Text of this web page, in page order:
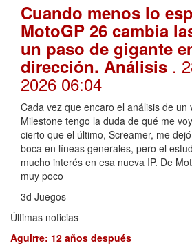
Cuando menos lo
MotoGP 26 cambia
un paso de gigante
dirección. Análisis .
2026 06:04
Cada vez que encaro el análisis de un
Milestone tengo la duda de qué me
cierto que el último, Screamer, me
boca en líneas generales, pero el
mucho interés en esa nueva IP. De
muy poco
3d Juegos
Últimas noticias
Aguirre: 12 años después